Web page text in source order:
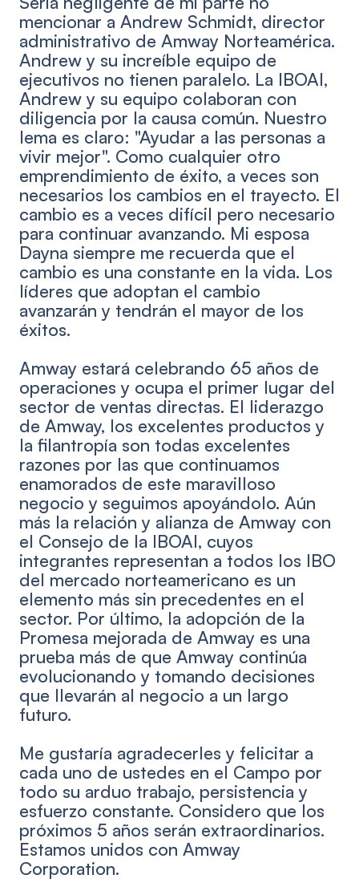
mencionar a Andrew Schmidt, director
administrativo de Amway Norteamérica.
Andrew y su increíble equipo de
ejecutivos no tienen paralelo. La IBOAI,
Andrew y su equipo colaboran con
diligencia por la causa común. Nuestro
lema es claro: "Ayudar a las personas a
vivir mejor". Como cualquier otro
emprendimiento de éxito, a veces son
necesarios los cambios en el trayecto. El
cambio es a veces difícil pero necesario
para continuar avanzando. Mi esposa
Dayna siempre me recuerda que el
cambio es una constante en la vida. Los
líderes que adoptan el cambio
avanzarán y tendrán el mayor de los
éxitos.
Amway estará celebrando 65 años de
operaciones y ocupa el primer lugar del
sector de ventas directas. El liderazgo
de Amway, los excelentes productos y
la filantropía son todas excelentes
razones por las que continuamos
enamorados de este maravilloso
negocio y seguimos apoyándolo. Aún
más la relación y alianza de Amway con
el Consejo de la IBOAI, cuyos
integrantes representan a todos los IBO
del mercado norteamericano es un
elemento más sin precedentes en el
sector. Por último, la adopción de la
Promesa mejorada de Amway es una
prueba más de que Amway continúa
evolucionando y tomando decisiones
que llevarán al negocio a un largo
futuro.
Me gustaría agradecerles y felicitar a
cada uno de ustedes en el Campo por
todo su arduo trabajo, persistencia y
esfuerzo constante. Considero que los
próximos 5 años serán extraordinarios.
Estamos unidos con Amway
Corporation.